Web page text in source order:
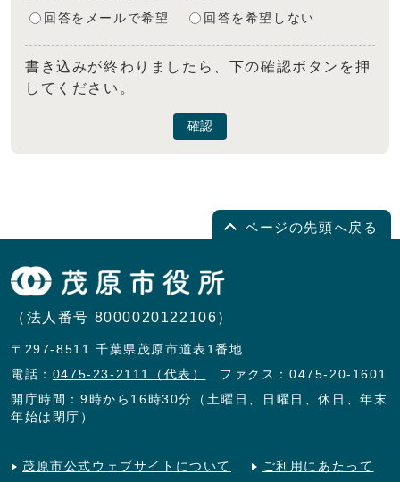
回答をメールで希望 回答を希望しない
書き込みが終わりましたら、下の確認ボタンを押
してください。
確認
ページの先頭へ戻る
（法人番号 8000020122106）
〒297-8511 千葉県茂原市道表1番地
電話： 0475-23-2111（代表）
ファクス：0475-20-1601
開庁時間：9時から16時30分（土曜日、日曜日、休日、年末
年始は閉庁）
茂原市公式ウェブサイトについて ご利用にあたって